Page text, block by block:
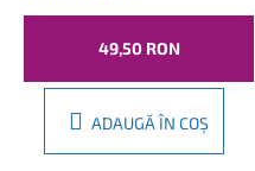
49,50 RON
ADAUGĂ ÎN COŞ